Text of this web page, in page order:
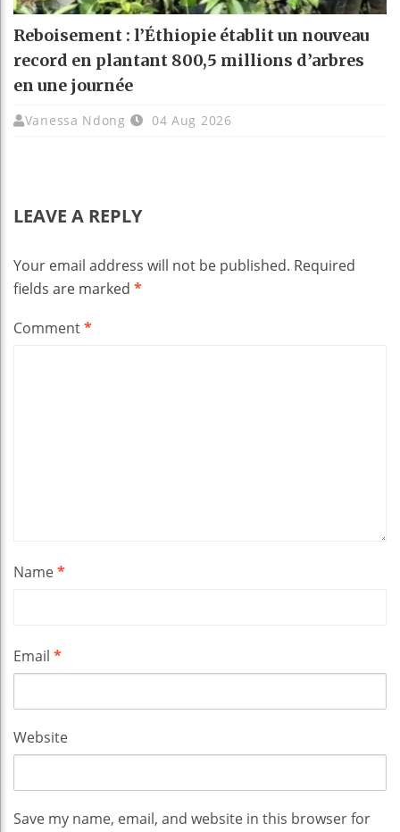
Reboisement : l’Éthiopie établit un nouveau
record en plantant 800,5 millions d’arbres
en une journée
Vanessa Ndong 04 Aug 2026
LEAVE A REPLY
Your email address will not be published. Required
fields are marked *
Comment*
Name*
Email *
Website
Save my name, email, and website in this browser for